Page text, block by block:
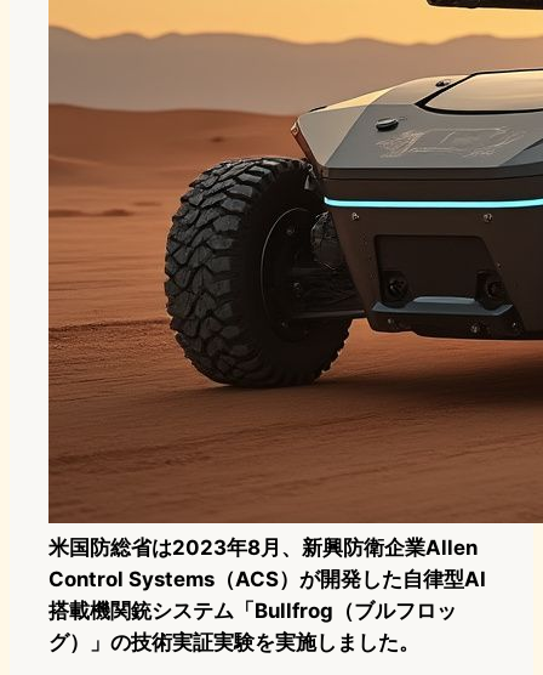
米国防総省は2023年8月、新興防衛企業Allen
Control Systems（ACS）が開発した自律型AI
搭載機関銃システム「Bullfrog（ブルフロッ
グ）」の技術実証実験を実施しました。